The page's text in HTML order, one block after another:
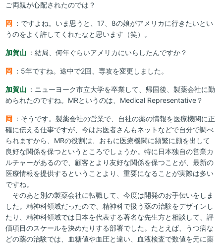
ご両親が心配されたのでは？
岡 ：ですよね。いま思うと、17、8の娘がアメリカに行きたいとい
うのをよく許してくれたなと思います（笑）。
加賀山 ：結局、何年ぐらいアメリカにいらしたんですか？
岡 ：5年ですね。途中で2回、専攻を変更しました。
加賀山 ：ニューヨーク市立大学を卒業して、帰国後、製薬会社に勤
められたのですね。MRというのは、Medical Representative？
岡 ：そうです。製薬会社の営業で、自社の薬の情報を医療機関に正
確に伝える仕事ですが、今はお医者さんもネットなどで自分で調べ
られますから、MRの役割は、おもに医療機関に頻繁に顔を出して
良好な関係を保つというところでしょうか。特に日本独自の営業カ
ルチャーがあるので、顧客とより友好な関係を保つことが、最新の
医療情報を提供するということより、重要になることが実際は多い
ですね。
そのあと別の製薬会社に転職して、今度は開発のお手伝いをしま
した。精神科領域だったので、精神科で扱う薬の治験をデザインし
たり、精神科領域では日本を代表する著名な先生方と相談して、評
価項目のスケールを決めたりする部署でした。たとえば、うつ病な
どの薬の治験では、血糖値や血圧と違い、血液検査で数値を元に薬